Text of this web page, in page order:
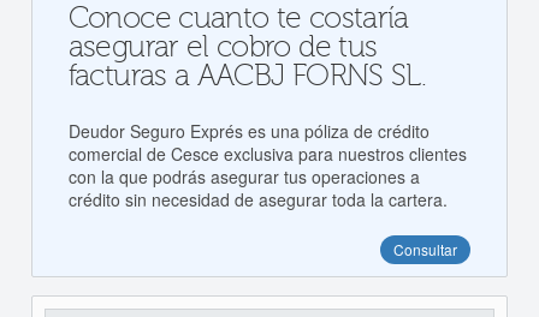
Conoce cuanto te costaría
asegurar el cobro de tus
facturas a AACBJ FORNS SL.
Deudor Seguro Exprés es una póliza de crédito
comercial de Cesce exclusiva para nuestros clientes
con la que podrás asegurar tus operaciones a
crédito sin necesidad de asegurar toda la cartera.
Consultar